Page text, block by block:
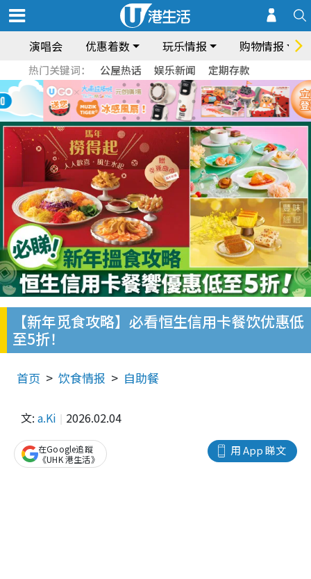
演唱会 优惠着数 玩乐情报 购物情报
热门关键词： 公屋热话 娱乐新闻 定期存款
【新年觅食攻略】必看恒生信用卡餐饮优惠低
至5折！
首页 饮食情报 自助餐
文: a.Ki 2026.02.04
用 App 睇文
在Google追蹤
《UHK 港生活》